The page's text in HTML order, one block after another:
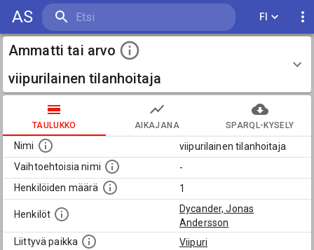
AS FI
Ammatti tai arvo
viipurilainen tilanhoitaja
TAULUKKO AIKAJANA SPARQL-KYSELY
Nimi
viipurilainen tilanhoitaja
Vaihtoehtoisia nimi
-
Henkilöiden määrä
1
Henkilöt
Dycander, Jonas
Andersson
Liittyvä paikka
Viipuri